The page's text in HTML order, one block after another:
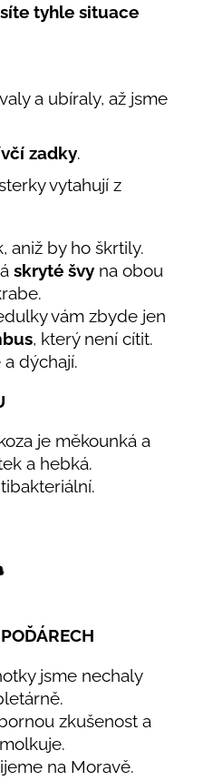
tyhle situace
a ubíraly, až jsme
zadky.
vytahují z
aniž by ho škrtily.
skryté švy na obou
vám zbyde jen
, který není cítit.
dýchají.
je měkounká a
a hebká.
jsme nechaly
zkušenost a
na Moravě.